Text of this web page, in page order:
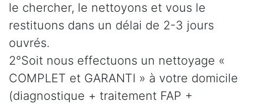
le chercher, le nettoyons et vous le
restituons dans un délai de 2-3 jours
ouvrés.
2°Soit nous effectuons un nettoyage «
COMPLET et GARANTI » à votre domicile
(diagnostique + traitement FAP +